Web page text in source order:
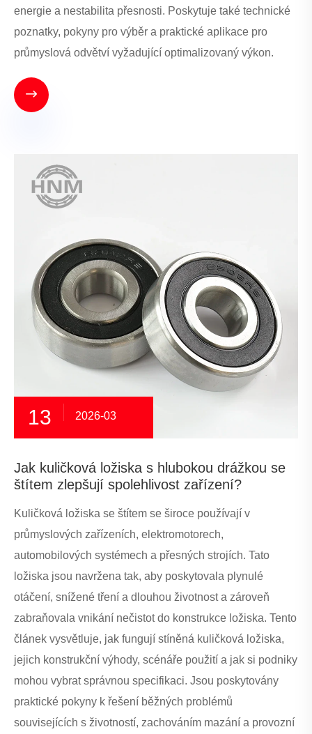
energie a nestabilita přesnosti. Poskytuje také technické
poznatky, pokyny pro výběr a praktické aplikace pro
průmyslová odvětví vyžadující optimalizovaný výkon.

13 2026-03
Jak kuličková ložiska s hlubokou drážkou se
štítem zlepšují spolehlivost zařízení?
Kuličková ložiska se štítem se široce používají v
průmyslových zařízeních, elektromotorech,
automobilových systémech a přesných strojích. Tato
ložiska jsou navržena tak, aby poskytovala plynulé
otáčení, snížené tření a dlouhou životnost a zároveň
zabraňovala vnikání nečistot do konstrukce ložiska. Tento
článek vysvětluje, jak fungují stíněná kuličková ložiska,
jejich konstrukční výhody, scénáře použití a jak si podniky
mohou vybrat správnou specifikaci. Jsou poskytovány
praktické pokyny k řešení běžných problémů
souvisejících s životností, zachováním mazání a provozní